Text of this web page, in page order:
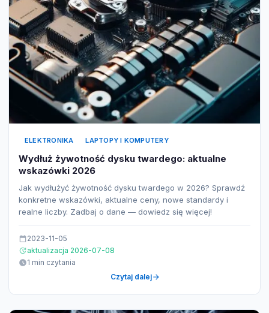
ELEKTRONIKA LAPTOPY I KOMPUTERY
Wydłuż żywotność dysku twardego: aktualne
wskazówki 2026
Jak wydłużyć żywotność dysku twardego w 2026? Sprawdź
konkretne wskazówki, aktualne ceny, nowe standardy i
realne liczby. Zadbaj o dane — dowiedz się więcej!
2023-11-05
aktualizacja 2026-07-08
1 min czytania
Czytaj dalej